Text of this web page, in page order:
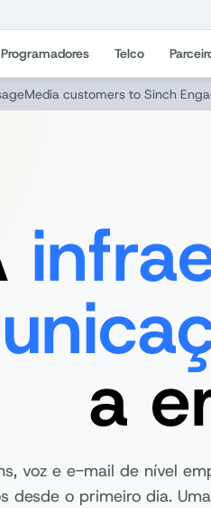
Programadores Telco
customers to Sinch
a
voz e e-mail de nível
desde o primeiro dia.